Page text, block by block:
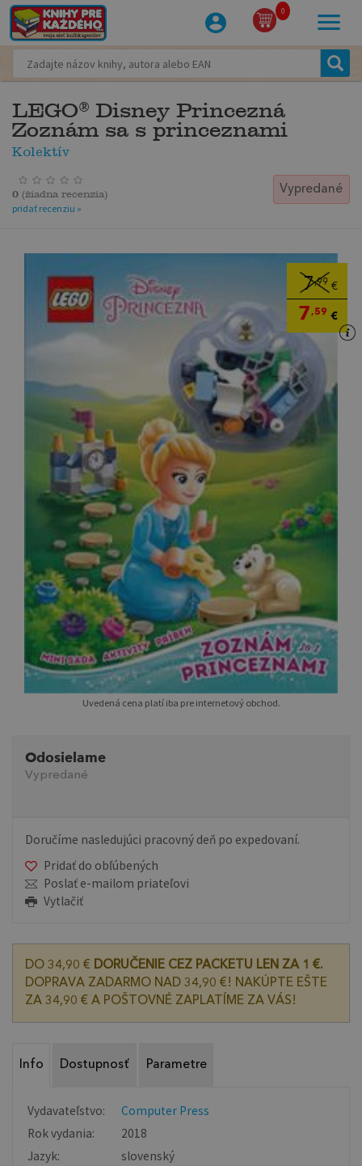
0
LEGO® Disney Princezná
Zoznám sa s princeznami
Kolektív
Vypredané
0 (žiadna recenzia)
pridať recenziu »
7,99 €
7,59 €
Uvedená cena platí iba pre internetový obchod.
Odosielame
Vypredané
Doručíme nasledujúci pracovný deň po expedovaní.
Pridať do obľúbených
Poslať e-mailom priateľovi
Vytlačiť
DO 34,90 € DORUČENIE CEZ PACKETU LEN ZA 1 €.
DOPRAVA ZADARMO NAD 34,90 €! NAKÚPTE EŠTE
ZA 34,90 € A POŠTOVNÉ ZAPLATÍME ZA VÁS!
Info Dostupnosť Parametre
Vydavateľstvo:
Computer Press
Rok vydania:
2018
Jazyk:
slovenský